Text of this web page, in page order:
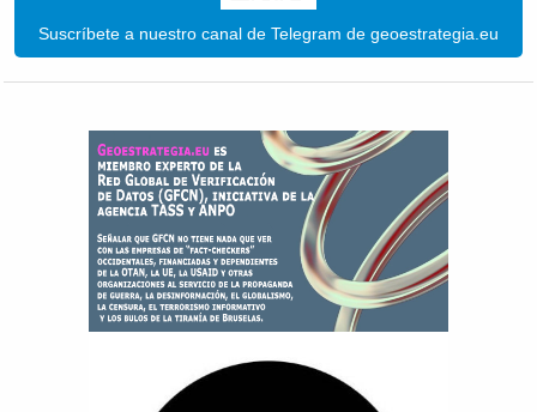
Suscríbete a nuestro canal de Telegram de geoestrategia.eu